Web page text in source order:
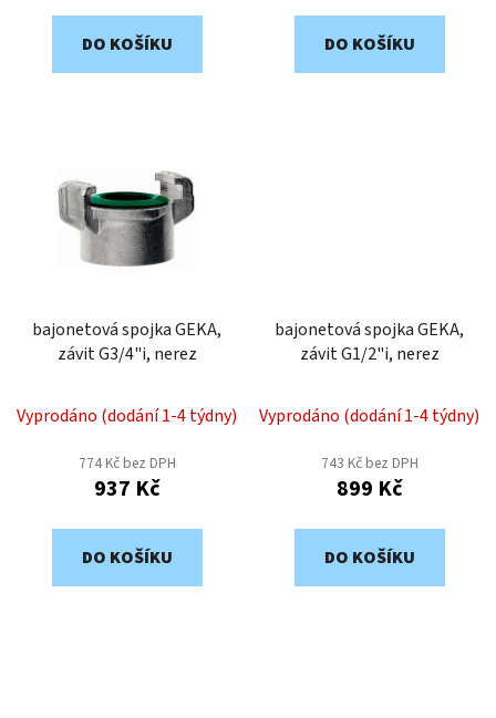
DO KOŠÍKU DO KOŠÍKU
bajonetová spojka GEKA,
závit G3/4"i, nerez
Vyprodáno (dodání 1-4 týdny)
774 Kč bez DPH
937 Kč
DO KOŠÍKU
bajonetová spojka GEKA,
závit G1/2"i, nerez
Vyprodáno (dodání 1-4 týdny)
743 Kč bez DPH
899 Kč
DO KOŠÍKU